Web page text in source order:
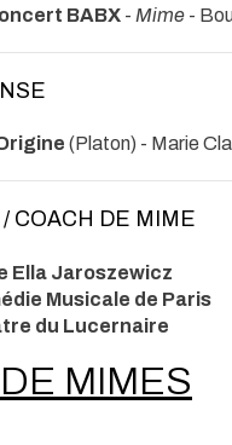
BABX - Mime -
(Platon) - Marie
COACH DE MIME
Ella Jaroszewicz
Musicale de Paris
du Lucernaire
MIMES